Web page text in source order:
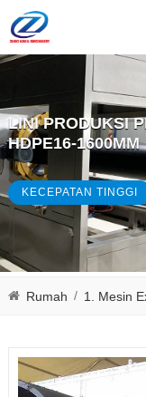
LINI PRODUKSI
HDPE16-1600MM
KECEPATAN TINGGI
Rumah / 1. Mesin